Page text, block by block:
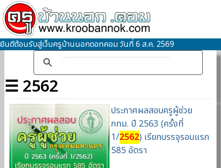
ยินดีต้อนรับสู่เว็บครูบ้านนอกดอทคอม วันที่ 6 ส.ค. 2569
☰ 2562
ประกาศผลสอบครูผู้ช่วย
กทม. ปี 2563 (ครั้งที่
1/2562) เรียกบรรจุรอบแรก
585 อัตรา